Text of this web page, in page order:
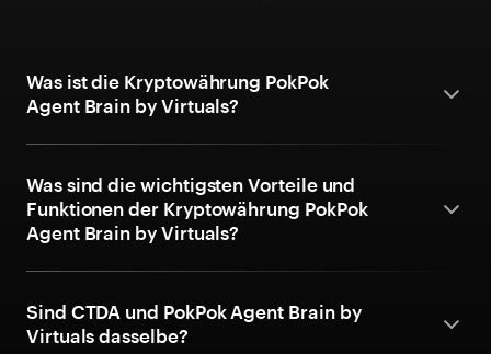
Was ist die Kryptowährung PokPok
Agent Brain by Virtuals?
Was sind die wichtigsten Vorteile und
Funktionen der Kryptowährung PokPok
Agent Brain by Virtuals?
Sind CTDA und PokPok Agent Brain by
Virtuals dasselbe?